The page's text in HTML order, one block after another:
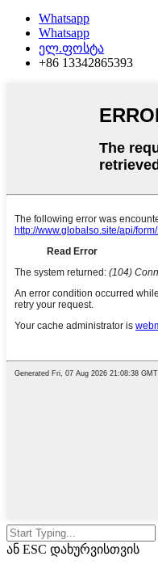
Whatsapp
Whatsapp
ელ.ფოსტა
+86 13342865393
ან ESC დახურვისთვის